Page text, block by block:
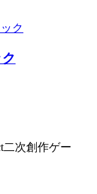
二次創作ゲー